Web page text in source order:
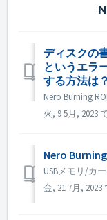
ディスクの
というエラ
する方法は？
火, 9 5月, 2023
Nero
金, 21 7月, 2023